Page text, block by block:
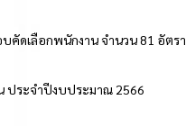
คัดเลือกพนักงาน จำนวน 81 อัตรา
ประจำปีงบประมาณ 2566